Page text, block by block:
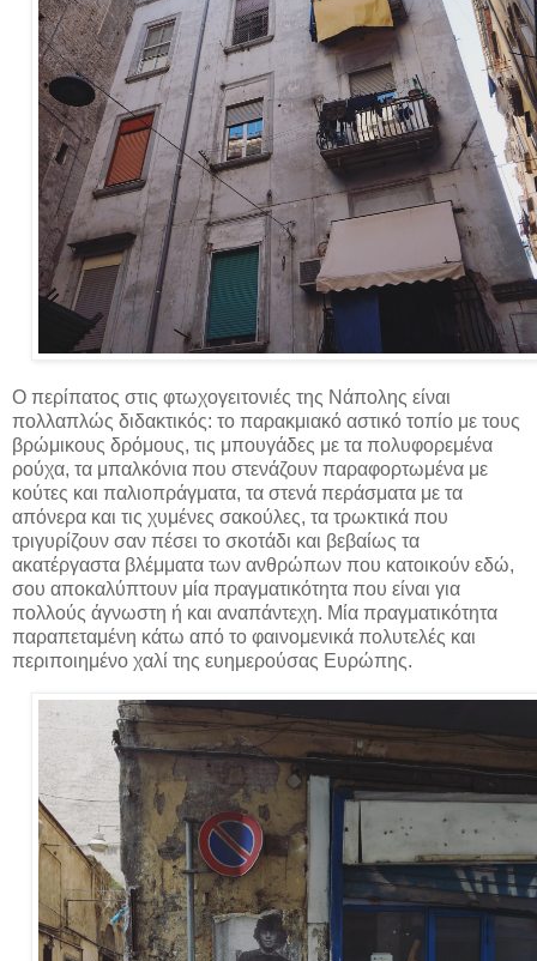
Ο περίπατος στις φτωχογειτονιές της Νάπολης είναι
πολλαπλώς διδακτικός: το παρακμιακό αστικό τοπίο με τους
βρώμικους δρόμους, τις μπουγάδες με τα πολυφορεμένα
ρούχα, τα μπαλκόνια που στενάζουν παραφορτωμένα με
κούτες και παλιοπράγματα, τα στενά περάσματα με τα
απόνερα και τις χυμένες σακούλες, τα τρωκτικά που
τριγυρίζουν σαν πέσει το σκοτάδι και βεβαίως τα
ακατέργαστα βλέμματα των ανθρώπων που κατοικούν εδώ,
σου αποκαλύπτουν μία πραγματικότητα που είναι για
πολλούς άγνωστη ή και αναπάντεχη. Μία πραγματικότητα
παραπεταμένη κάτω από το φαινομενικά πολυτελές και
περιποιημένο χαλί της ευημερούσας Ευρώπης.